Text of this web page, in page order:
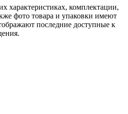
характеристиках, комплектации,
фото товара и упаковки имеют
последние доступные к